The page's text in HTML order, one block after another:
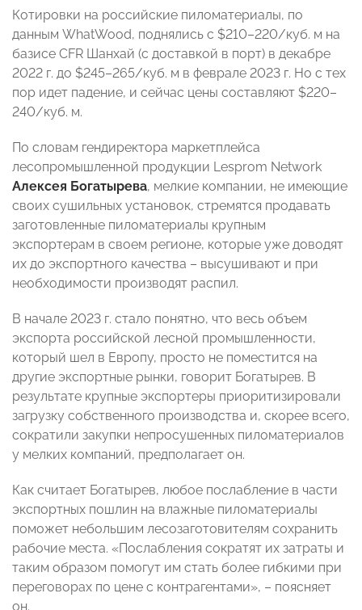
Котировки на российские пиломатериалы, по
данным WhatWood, поднялись с $210–220/куб. м на
базисе CFR Шанхай (с доставкой в порт) в декабре
2022 г. до $245–265/куб. м в феврале 2023 г. Но с тех
пор идет падение, и сейчас цены составляют $220–
240/куб. м.
По словам гендиректора маркетплейса
лесопромышленной продукции Lesprom Network
Алексея Богатырева, мелкие компании, не имеющие
своих сушильных установок, стремятся продавать
заготовленные пиломатериалы крупным
экспортерам в своем регионе, которые уже доводят
их до экспортного качества – высушивают и при
необходимости производят распил.
В начале 2023 г. стало понятно, что весь объем
экспорта российской лесной промышленности,
который шел в Европу, просто не поместится на
другие экспортные рынки, говорит Богатырев. В
результате крупные экспортеры приоритизировали
загрузку собственного производства и, скорее всего,
сократили закупки непросушенных пиломатериалов
у мелких компаний, предполагает он.
Как считает Богатырев, любое послабление в части
экспортных пошлин на влажные пиломатериалы
поможет небольшим лесозаготовителям сохранить
рабочие места. «Послабления сократят их затраты и
таким образом помогут им стать более гибкими при
переговорах по цене с контрагентами», – поясняет
он.